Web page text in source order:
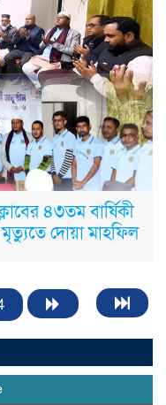
৪৩তম বার্ষিকী
দোয়া মাহফিল